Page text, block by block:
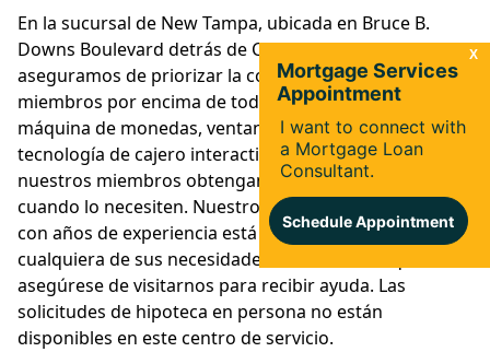
En la sucursal de New Tampa, ubicada en Bruce B.
Downs Boulevard detrás de Chick Fil-A, nos
aseguramos de priorizar la comodidad para nuestros
miembros por encima de todo. Contamos con una
máquina de monedas, ventanilla de auto-servicio y
tecnología de cajero interactivo (ITM) para que
nuestros miembros obtengan lo que necesiten
cuando lo necesiten. Nuestro personal experimentado
con años de experiencia está ansioso por ayudarlo con
cualquiera de sus necesidades bancarias, así que
asegúrese de visitarnos para recibir ayuda. Las
solicitudes de hipoteca en persona no están
disponibles en este centro de servicio.